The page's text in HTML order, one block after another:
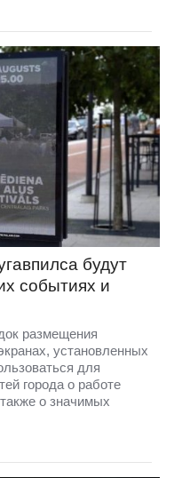
будут
событиях и
размещения
установленных
для
города о работе
о значимых